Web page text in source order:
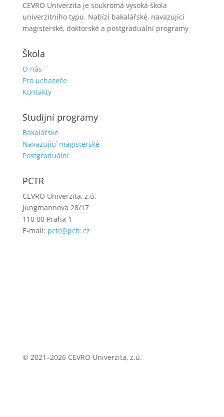
CEVRO Univerzita je soukromá vysoká škola
univerzitního typu. Nabízí bakalářské, navazující
magisterské, doktorské a postgraduální programy
Škola
O nás
Pro uchazeče
Kontakty
Studijní programy
Bakalářské
Navazující magisterské
Postgraduální
PCTR
CEVRO Univerzita, z.ú.
Jungmannova 28/17
110 00 Praha 1
E-mail: pctr@pctr.cz
© 2021–2026 CEVRO Univerzita, z.ú.